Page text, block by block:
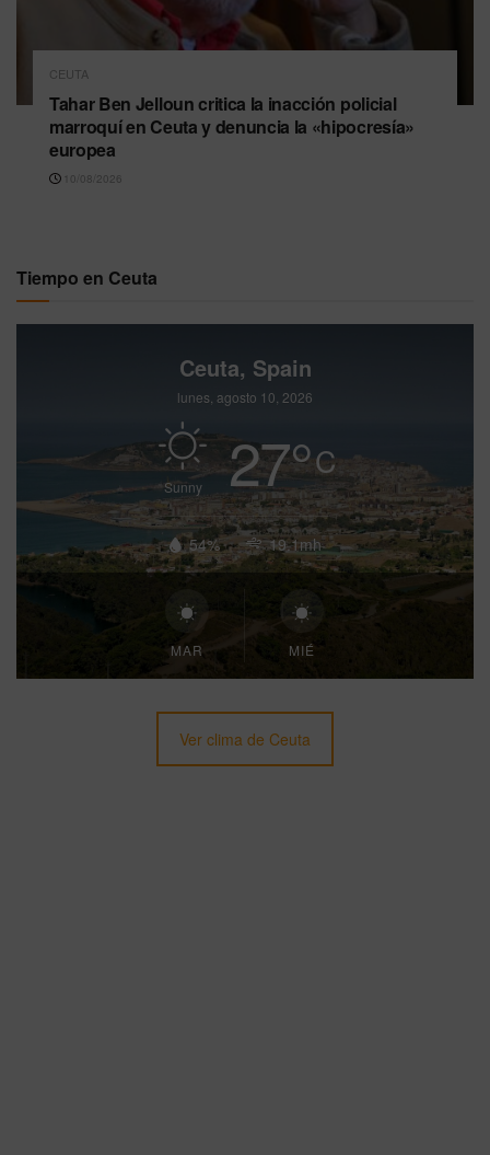
CEUTA
Tahar Ben Jelloun critica la inacción policial
marroquí en Ceuta y denuncia la «hipocresía»
europea
10/08/2026
Tiempo en Ceuta
Ceuta, Spain
lunes, agosto 10, 2026
Sunny 27°C
54% 19.1mh
MAR MIÉ
Ver clima de Ceuta